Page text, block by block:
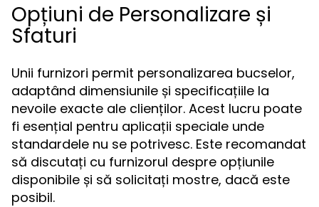
Opțiuni de Personalizare și
Sfaturi
Unii furnizori permit personalizarea bucselor,
adaptând dimensiunile și specificațiile la
nevoile exacte ale clienților. Acest lucru poate
fi esențial pentru aplicații speciale unde
standardele nu se potrivesc. Este recomandat
să discutați cu furnizorul despre opțiunile
disponibile și să solicitați mostre, dacă este
posibil.